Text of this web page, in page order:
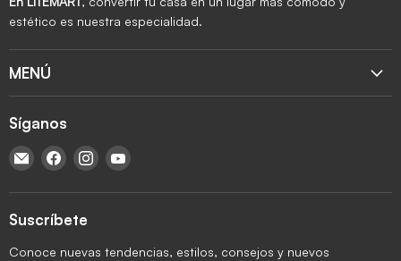
estético es nuestra especialidad.
MENÚ
Síganos
Encuéntrenos en Correo electrónico
Encuéntrenos en Facebook
Encuéntrenos en Instagram
Suscríbete
Conoce nuevas tendencias, estilos, consejos y nuevos